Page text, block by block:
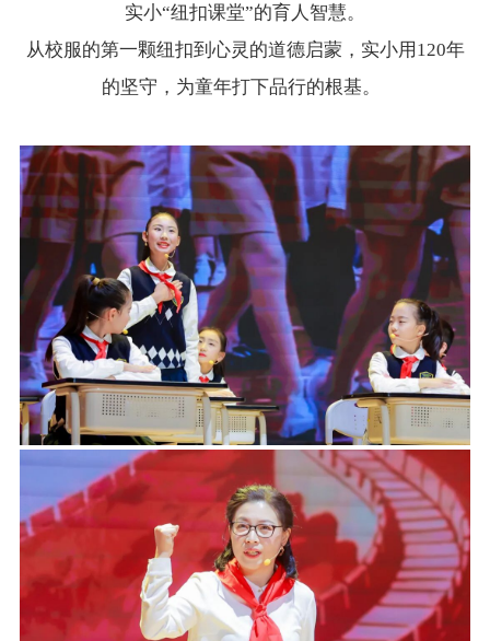
实小“纽扣课堂”的育人智慧。
从校服的第一颗纽扣到心灵的道德启蒙，实小用120年
的坚守，为童年打下品行的根基。